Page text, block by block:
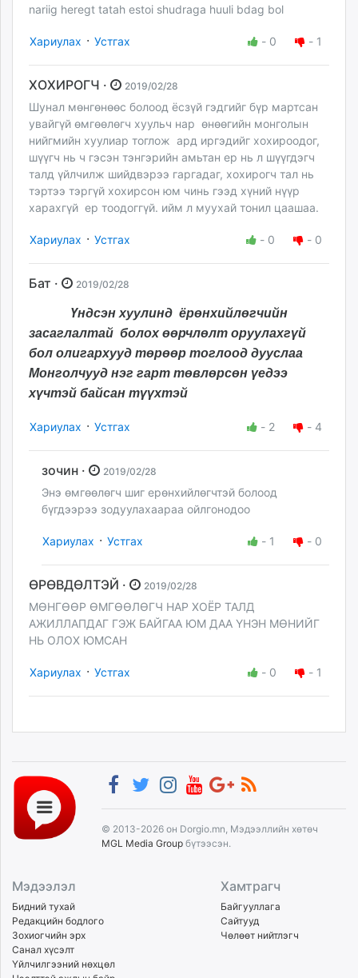
nariig heregt tatah estoi shudraga huuli bdag bol
Хариулах · Устгах - 0 - 1
ХОХИРОГЧ · 2019/02/28
Шунал мөнгөнөөс болоод ёсзүй гэдгийг бүр мартсан
увайгүй өмгөөлөгч хуульч нар өнөөгийн монголын
нийгмийн хуулиар тоглож ард иргэдийг хохироодог,
шүүгч нь ч гэсэн тэнгэрийн амьтан ер нь л шүүгдэгч
талд үйлчилж шийдвэрээ гаргадаг, хохирогч тал нь
тэртээ тэргүй хохирсон юм чинь гээд хүний нүүр
харахгүй ер тоодоггүй. ийм л муухай тонил цаашаа.
Хариулах · Устгах - 0 - 0
Бат · 2019/02/28
Үндсэн хуулинд ёрөнхийлөгчийн
засаглалтай болох өөрчлөлт оруулахгүй
бол олигархууд төрөөр тоглоод дууслаа
Монголчууд нэг гарт төвлөрсөн үедээ
хүчтэй байсан түүхтэй
Хариулах · Устгах - 2 - 4
зочин · 2019/02/28
Энэ өмгөөлөгч шиг ерөнхийлөгчтэй болоод
бүгдээрээ зодуулахаараа ойлгонодоо
Хариулах · Устгах - 1 - 0
ӨРӨВДӨЛТЭЙ · 2019/02/28
МӨНГӨӨР ӨМГӨӨЛӨГЧ НАР ХОЁР ТАЛД
АЖИЛЛАПДАГ ГЭЖ БАЙГАА ЮМ ДАА ҮНЭН МӨНИЙГ
НЬ ОЛОХ ЮМСАН
Хариулах · Устгах - 0 - 1
© 2013-2026 он Dorgio.mn, Мэдээллийн хөтөч
MGL Media Group бүтээсэн.
Мэдээлэл
Бидний тухай
Редакцийн бодлого
Зохиогчийн эрх
Санал хүсэлт
Үйлчилгээний нөхцөл
Хамтрагч
Байгууллага
Сайтууд
Чөлөөт нийтлэгч